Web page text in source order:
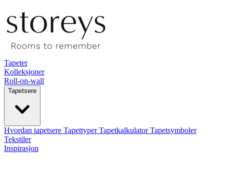
Tapeter
Kolleksjoner
Roll-on-wall
Tapetsere
Hvordan tapetsere TapettyperTapetkalkulatorTapetsymboler
Tekstiler
Inspirasjon